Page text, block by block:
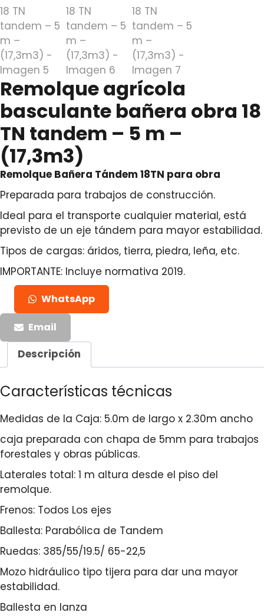
Remolque agrícola
basculante bañera obra 18
TN tandem – 5 m –
(17,3m3)
Remolque Bañera Tándem 18TN para obra
Preparada para trabajos de construcción.
Ideal para el transporte cualquier material, está
previsto de un eje tándem para mayor estabilidad.
Tipos de cargas: áridos, tierra, piedra, leña, etc.
IMPORTANTE: Incluye normativa 2019.
WhatsApp
Email
Descripción
Características técnicas
Medidas de la Caja: 5.0m de largo x 2.30m ancho
caja preparada con chapa de 5mm para trabajos
forestales y obras públicas.
Laterales total: 1 m altura desde el piso del
remolque.
Frenos: Todos Los ejes
Ballesta: Parabólica de Tandem
Ruedas: 385/55/19.5/ 65-22,5
Mozo hidráulico tipo tijera para dar una mayor
estabilidad.
Ballesta en lanza